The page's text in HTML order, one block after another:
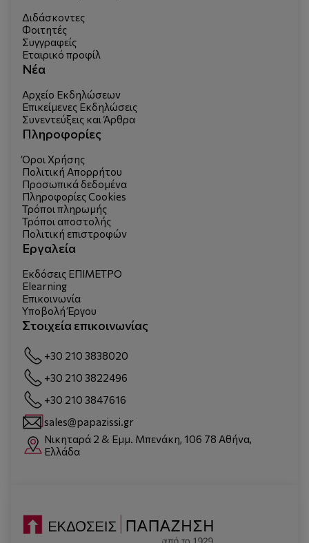
Διδάσκοντες
Φοιτητές
Συγγραφείς
Εταιρικό προφίλ
Νέα
Αρχείο Εκδηλώσεων
Επικείμενες Εκδηλώσεις
Συνεντεύξεις και Άρθρα
Πληροφορίες
Όροι Χρήσης
Πολιτική Απορρήτου
Προσωπικά δεδομένα
Πληροφορίες Cookies
Τρόποι πληρωμής
Τρόποι αποστολής
Πολιτική επιστροφών
Εργαλεία
Εκδόσεις ΕΠΙΜΕΤΡΟ
Elearning
Επικοινωνία
Υποβολή Έργου
Στοιχεία επικοινωνίας
+30 210 3838020
+30 210 3822496
+30 210 3847616
sales@papazissi.gr
Νικηταρά 2 & Εμμ. Μπενάκη, 106 78 Αθήνα,
Ελλάδα